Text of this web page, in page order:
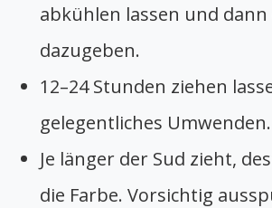
abkühlen lassen und dann
dazugeben.
12–24 Stunden ziehen
gelegentliches Umwenden.
Je länger der Sud zieht,
die Farbe. Vorsichtig